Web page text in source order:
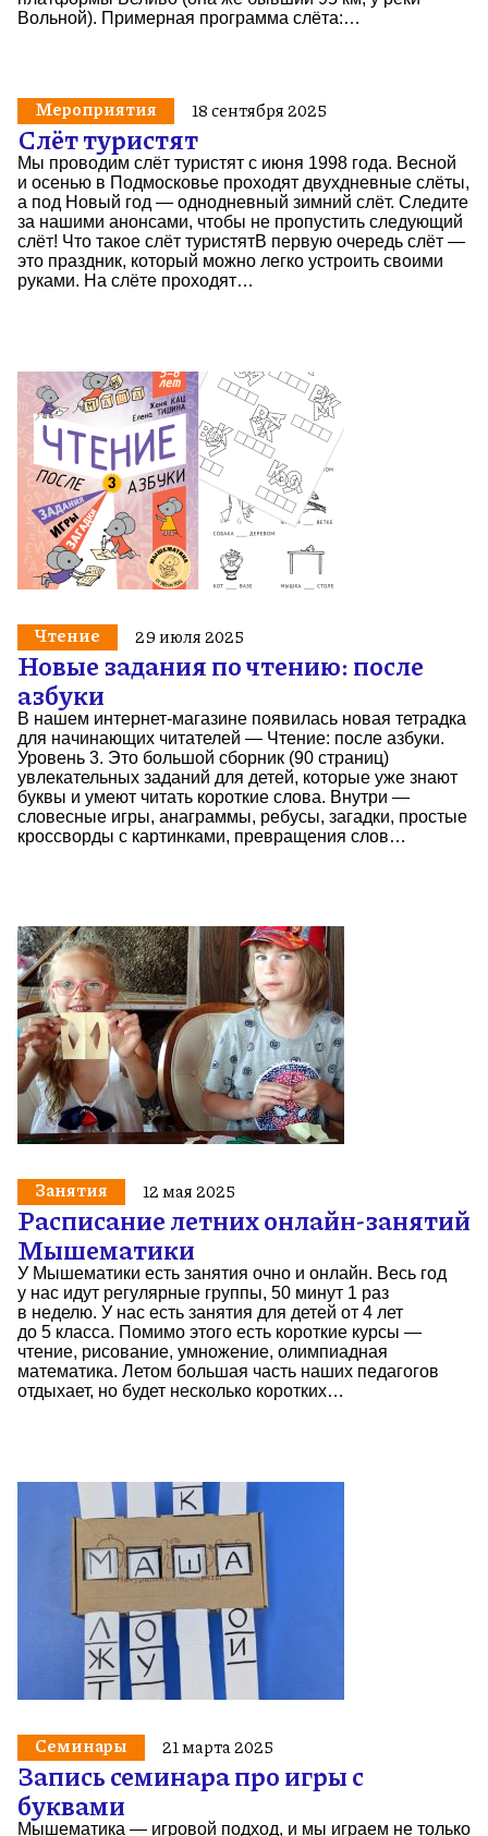
Вольной). Примерная программа слёта:…
Мероприятия 18 сентября 2025
Слёт туристят
Мы проводим слёт туристят с июня 1998 года. Весной
и осенью в Подмосковье проходят двухдневные слёты,
а под Новый год — однодневный зимний слёт. Следите
за нашими анонсами, чтобы не пропустить следующий
слёт! Что такое слёт туристятВ первую очередь слёт —
это праздник, который можно легко устроить своими
руками. На слёте проходят…
Чтение 29 июля 2025
Новые задания по чтению: после
азбуки
В нашем интернет-магазине появилась новая тетрадка
для начинающих читателей — Чтение: после азбуки.
Уровень 3. Это большой сборник (90 страниц)
увлекательных заданий для детей, которые уже знают
буквы и умеют читать короткие слова. Внутри —
словесные игры, анаграммы, ребусы, загадки, простые
кроссворды с картинками, превращения слов…
Занятия 12 мая 2025
Расписание летних онлайн-занятий
Мышематики
У Мышематики есть занятия очно и онлайн. Весь год
у нас идут регулярные группы, 50 минут 1 раз
в неделю. У нас есть занятия для детей от 4 лет
до 5 класса. Помимо этого есть короткие курсы —
чтение, рисование, умножение, олимпиадная
математика. Летом большая часть наших педагогов
отдыхает, но будет несколько коротких…
Семинары 21 марта 2025
Запись семинара про игры с
буквами
Мышематика — игровой подход, и мы играем не только